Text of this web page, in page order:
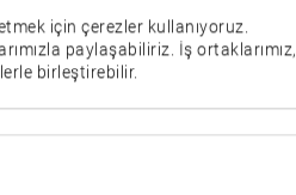
için çerezler kullanıyoruz.
paylaşabiliriz. İş ortaklarımız,
birleştirebilir.
65